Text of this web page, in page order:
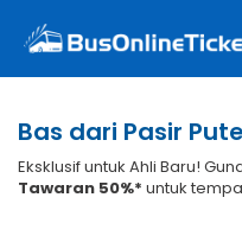
Bas dari Pasir
Eksklusif untuk Ahli Baru!
Tawaran 50%* untuk